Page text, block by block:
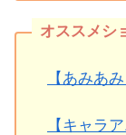
【あみあみ
【キャラ